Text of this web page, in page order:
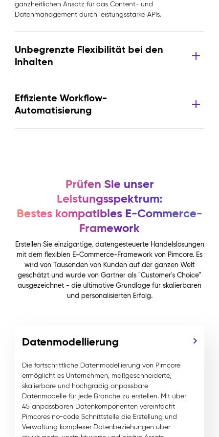
ganzheitlichen Ansatz für das Content- und
Datenmanagement durch leistungsstarke APIs.
Unbegrenzte Flexibilität bei den
Inhalten
Effiziente Workflow-
Automatisierung
Prüfen Sie unser
Leistungsspektrum:
Bestes kompatibles E-Commerce-
Framework
Erstellen Sie einzigartige, datengesteuerte Handelslösungen
mit dem flexiblen E-Commerce-Framework von Pimcore. Es
wird von Tausenden von Kunden auf der ganzen Welt
geschätzt und wurde von Gartner als "Customer's Choice"
ausgezeichnet - die ultimative Grundlage für skalierbaren
und personalisierten Erfolg.
Datenmodellierung
Die fortschrittliche Datenmodellierung von Pimcore
ermöglicht es Unternehmen, maßgeschneiderte,
skalierbare und hochgradig anpassbare
Datenmodelle für jede Branche zu erstellen. Mit über
45 anpassbaren Datenkomponenten vereinfacht
Pimcores no-code Schnittstelle die Erstellung und
Verwaltung komplexer Datenbeziehungen über